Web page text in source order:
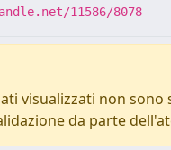
11586/8078
visualizzati non sono
da parte